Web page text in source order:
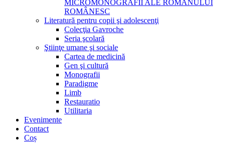
MICROMONOGRAFII ALE ROMANULUI
ROMÂNESC
Literatură pentru copii şi adolescenţi
Colecţia Gavroche
Seria şcolară
Ştiinţe umane şi sociale
Cartea de medicină
Gen şi cultură
Monografii
Paradigme
Limb
Restauratio
Utilitaria
Evenimente
Contact
Coș